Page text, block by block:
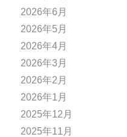
2026年6月
2026年5月
2026年4月
2026年3月
2026年2月
2026年1月
2025年12月
2025年11月